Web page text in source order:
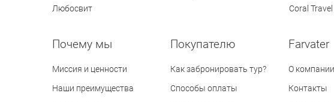
Любосвит
Coral Travel
Почему мы
Миссия и ценности
Наши преимущества
Покупателю
Как забронировать тур?
Способы оплаты
Farvater
О компании
Контакты